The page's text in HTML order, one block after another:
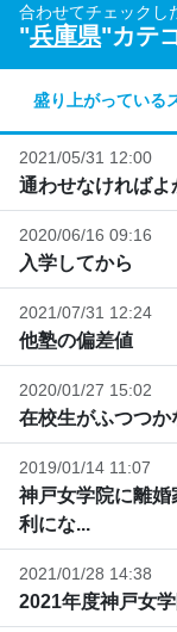
合わせてチェックし
"兵庫県"カテ
盛り上がっている
2021/05/31 12:00
通わせなければよ
2020/06/16 09:16
入学してから
2021/07/31 12:24
他塾の偏差値
2020/01/27 15:02
在校生がふつつ
2019/01/14 11:07
神戸女学院に離
利にな...
2021/01/28 14:38
2021年度神戸女